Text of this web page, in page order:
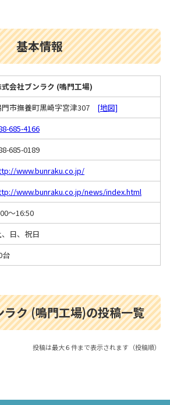
基本情報
会社ブンラク (鳴門工場)
門市撫養町黒崎字宮津307 [地図]
685-4166
685-0189
www.bunraku.co.jp/
www.bunraku.co.jp/news/index.html
～16:50
、日、祝日
台
ラク (鳴門工場)の投稿一覧
投稿は最大６件まで表示されます（投稿順）